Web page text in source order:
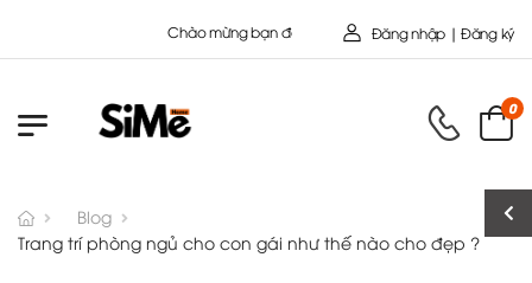
Chào mừng bạn đến với Nội Thất Toàn Cầu - Công ty cổ Phần SIMEHOME
Đăng nhập | Đăng ký
0
Blog
Trang trí phòng ngủ cho con gái như thế nào cho đẹp ?